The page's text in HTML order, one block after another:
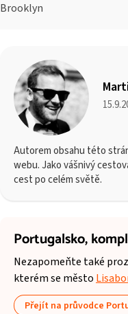
Brooklyn
Autorem obsahu této
webu. Jako vášnivý
cest po celém světě.
Portugalsko,
Nezapomeňte také
kterém se město
Přejít na průvodce